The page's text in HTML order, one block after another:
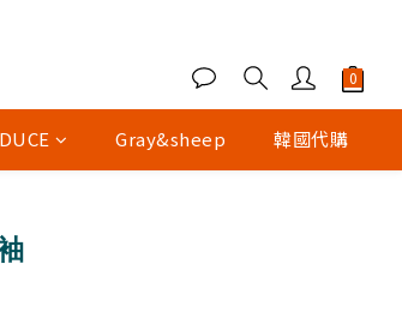
Gray&sheep 韓國代購